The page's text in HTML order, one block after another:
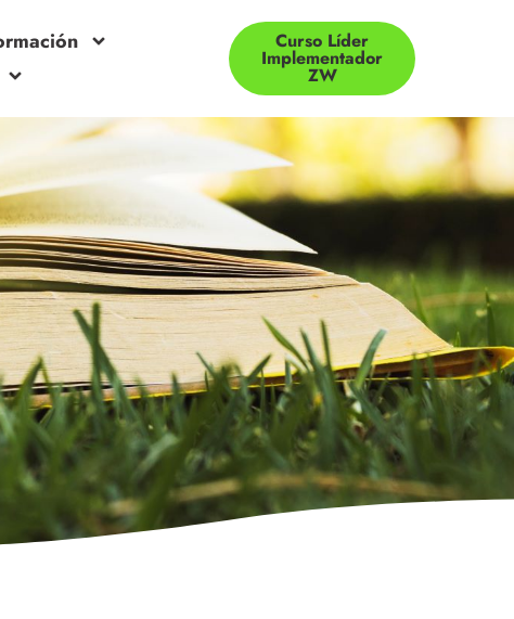
Curso Líder
Implementador
ZW